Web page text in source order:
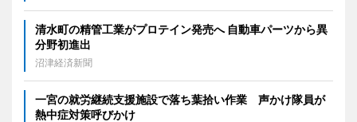
清水町の精管工業がプロテイン発売へ 自動車パーツから異
分野初進出
沼津経済新聞
一宮の就労継続支援施設で落ち葉拾い作業 声かけ隊員が
熱中症対策呼びかけ